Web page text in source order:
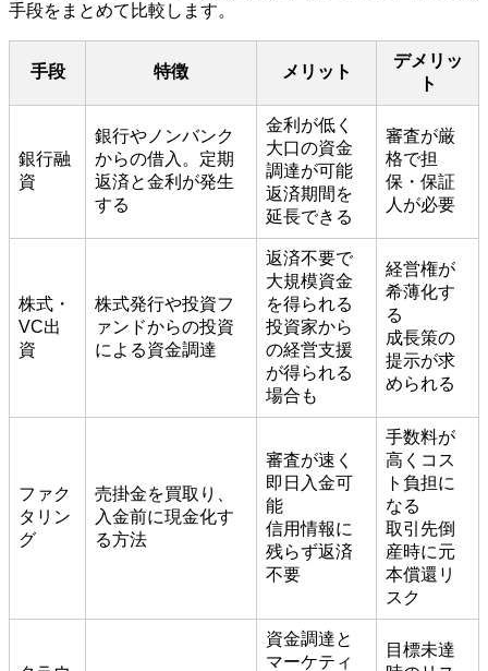
手段をまとめて比較します。
手段 特徴 メリット
デメリッ
ト
銀行融
資
銀行やノンバンク
からの借入。定期
返済と金利が発生
する
金利が低く
大口の資金
調達が可能
返済期間を
延長できる
審査が厳
格で担
保・保証
人が必要
株式・
VC出
資
株式発行や投資フ
ァンドからの投資
による資金調達
返済不要で
大規模資金
を得られる
投資家から
の経営支援
が得られる
場合も
経営権が
希薄化す
る
成長策の
提示が求
められる
ファク
タリン
グ
売掛金を買取り、
入金前に現金化す
る方法
審査が速く
即日入金可
能
信用情報に
残らず返済
不要
手数料が
高くコス
ト負担に
なる
取引先倒
産時に元
本償還リ
スク
資金調達と
マーケティ
目標未達